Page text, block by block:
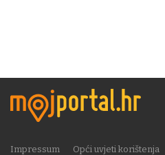
Impressum Opći uvjeti korištenja